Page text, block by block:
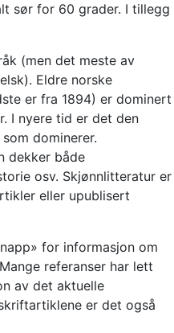
sør for 60 grader. I tillegg
(men det meste av
Eldre norske
er fra 1894) er dominert
I nyere tid er det den
dominerer.
dekker både
osv. Skjønnlitteratur er
eller upublisert
for informasjon om
referanser har lett
av det aktuelle
er det også